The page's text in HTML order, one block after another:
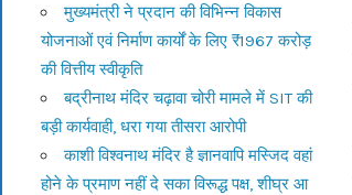
मुख्यमंत्री ने प्रदान की विभिन्न विकास
योजनाओं एवं निर्माण कार्यों के लिए ₹1967 करोड़
की वित्तीय स्वीकृति
बद्रीनाथ मंदिर चढ़ावा चोरी मामले में SIT की
बड़ी कार्यवाही, धरा गया तीसरा आरोपी
काशी विश्वनाथ मंदिर है ज्ञानवापि मस्जिद वहां
होने के प्रमाण नहीं दे सका विरूद्ध पक्ष, शीघ्र आ